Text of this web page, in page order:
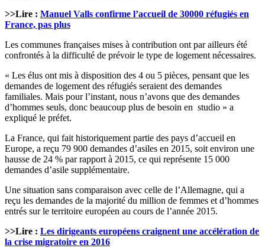
>>Lire : Manuel Valls confirme l’accueil de 30000 réfugiés en
France, pas plus
Les communes françaises mises à contribution ont par ailleurs été
confrontés à la difficulté de prévoir le type de logement nécessaires.
« Les élus ont mis à disposition des 4 ou 5 pièces, pensant que les
demandes de logement des réfugiés seraient des demandes
familiales. Mais pour l’instant, nous n’avons que des demandes
d’hommes seuls, donc beaucoup plus de besoin en studio » a
expliqué le préfet.
La France, qui fait historiquement partie des pays d’accueil en
Europe, a reçu 79 900 demandes d’asiles en 2015, soit environ une
hausse de 24 % par rapport à 2015, ce qui représente 15 000
demandes d’asile supplémentaire.
Une situation sans comparaison avec celle de l’Allemagne, qui a
reçu les demandes de la majorité du million de femmes et d’hommes
entrés sur le territoire européen au cours de l’année 2015.
>>Lire : Les dirigeants européens craignent une accélération de
la crise migratoire en 2016